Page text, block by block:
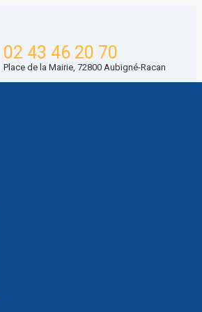
02 43 46 20 70
Place de la Mairie, 72800 Aubigné-Racan